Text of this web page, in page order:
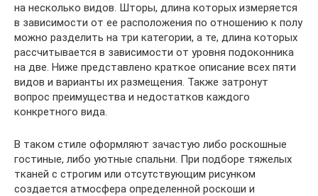
на несколько видов. Шторы, длина которых измеряется
в зависимости от ее расположения по отношению к полу
можно разделить на три категории, а те, длина которых
рассчитывается в зависимости от уровня подоконника
на две. Ниже представлено краткое описание всех пяти
видов и варианты их размещения. Также затронут
вопрос преимущества и недостатков каждого
конкретного вида.
В таком стиле оформляют зачастую либо роскошные
гостиные, либо уютные спальни. При подборе тяжелых
тканей с строгим или отсутствующим рисунком
создается атмосфера определенной роскоши и